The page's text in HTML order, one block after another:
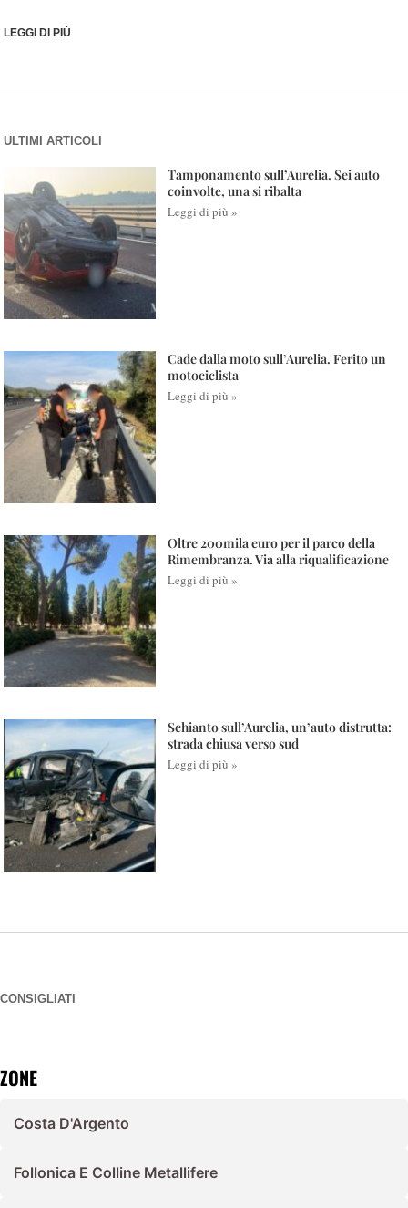
LEGGI DI PIÙ
ULTIMI ARTICOLI
Tamponamento sull’Aurelia. Sei auto
coinvolte, una si ribalta
Leggi di più »
Cade dalla moto sull’Aurelia. Ferito un
motociclista
Leggi di più »
Oltre 200mila euro per il parco della
Rimembranza. Via alla riqualificazione
Leggi di più »
Schianto sull’Aurelia, un’auto distrutta:
strada chiusa verso sud
Leggi di più »
CONSIGLIATI
ZONE
Costa D'Argento
Follonica E Colline Metallifere